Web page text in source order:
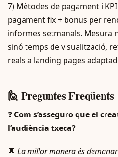
7) Mètodes de pagament i KPI
pagament fix + bonus per
informes setmanals. Mesura
sinó temps de visualització,
reals a landing pages
🙋 Preguntes Freqüents
❓ Com s’asseguro que el
l’audiència txeca?
💬 La millor manera és